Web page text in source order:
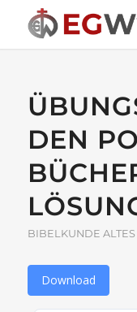
DEN
BIBELKUNDE ALTES
Download